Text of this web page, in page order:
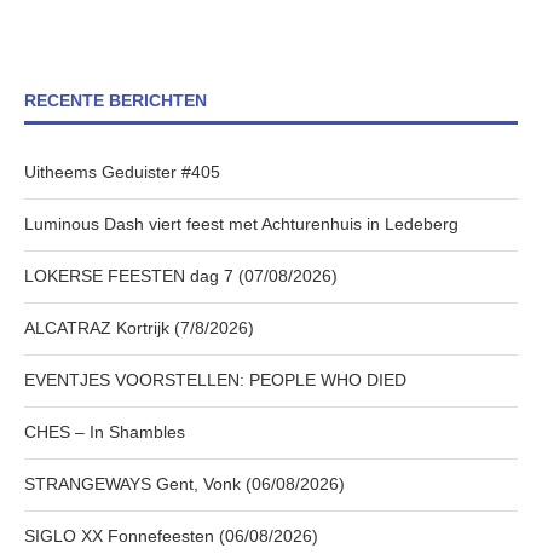
RECENTE BERICHTEN
Uitheems Geduister #405
Luminous Dash viert feest met Achturenhuis in Ledeberg
LOKERSE FEESTEN dag 7 (07/08/2026)
ALCATRAZ Kortrijk (7/8/2026)
EVENTJES VOORSTELLEN: PEOPLE WHO DIED
CHES – In Shambles
STRANGEWAYS Gent, Vonk (06/08/2026)
SIGLO XX Fonnefeesten (06/08/2026)